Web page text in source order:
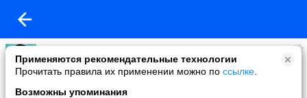
Применяются рекомендательные технологии
Прочитать правила их применении можно по ссылке
Возможны упоминания
Кира
added a photo
16 Dec в 13:44